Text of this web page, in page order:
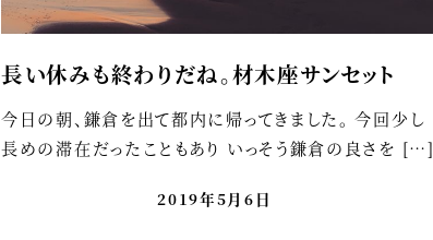
長い休みも終わりだね。材木座サンセット
今日の朝、鎌倉を出て都内に帰ってきました。 今回少し
長めの滞在だったこともあり いっそう鎌倉の良さを […]
2019年5月6日